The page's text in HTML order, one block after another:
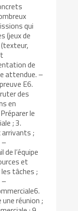
qui
(jeux de
de
attendue. –
E6.
des
en
le
; 3.
;
–
l’équipe
et
tâches ;
–
réunion ;